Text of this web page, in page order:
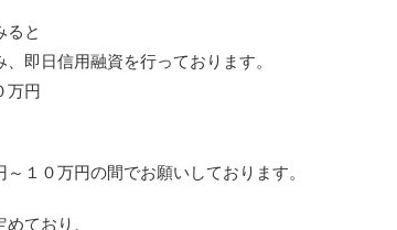
ると
即日信用融資を行っております。
万円
１０万円の間でお願いしております。
ており、